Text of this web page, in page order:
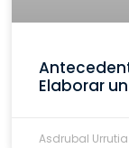
Elaborar
Asdrubal Urrutia